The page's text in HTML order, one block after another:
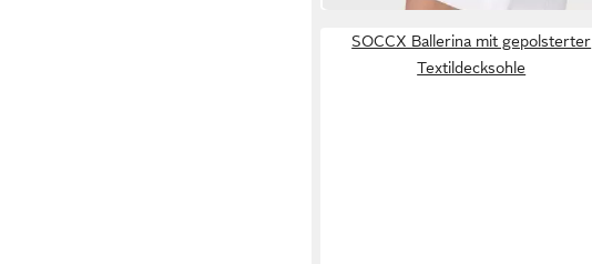
SOCCX Ballerina mit gepolsterter
Textildecksohle